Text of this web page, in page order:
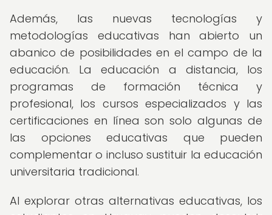
Además, las nuevas tecnologías y
metodologías educativas han abierto un
abanico de posibilidades en el campo de la
educación. La educación a distancia, los
programas de formación técnica y
profesional, los cursos especializados y las
certificaciones en línea son solo algunas de
las opciones educativas que pueden
complementar o incluso sustituir la educación
universitaria tradicional.
Al explorar otras alternativas educativas, los